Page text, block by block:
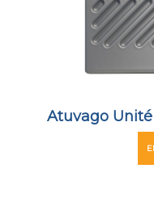
Atuvago